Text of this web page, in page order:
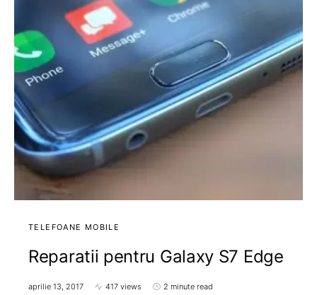
TELEFOANE MOBILE
Reparatii pentru Galaxy S7 Edge
aprilie 13, 2017 417 views 2 minute read